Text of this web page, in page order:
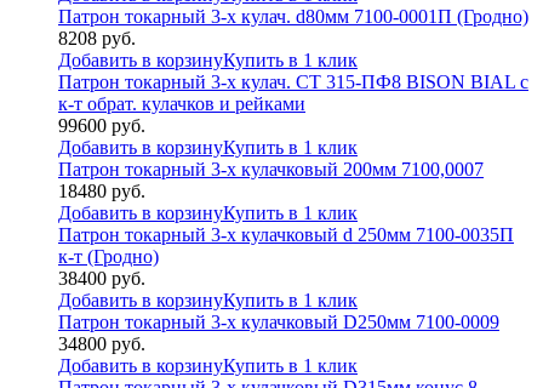
Патрон токарный 3-х кулач. d80мм 7100-0001П (Гродно)
8208 руб.
Добавить в корзинуКупить в 1 клик
Патрон токарный 3-х кулач. СТ 315-ПФ8 BISON BIAL с
к-т обрат. кулачков и рейками
99600 руб.
Добавить в корзинуКупить в 1 клик
Патрон токарный 3-х кулачковый 200мм 7100,0007
18480 руб.
Добавить в корзинуКупить в 1 клик
Патрон токарный 3-х кулачковый d 250мм 7100-0035П
к-т (Гродно)
38400 руб.
Добавить в корзинуКупить в 1 клик
Патрон токарный 3-х кулачковый D250мм 7100-0009
34800 руб.
Добавить в корзинуКупить в 1 клик